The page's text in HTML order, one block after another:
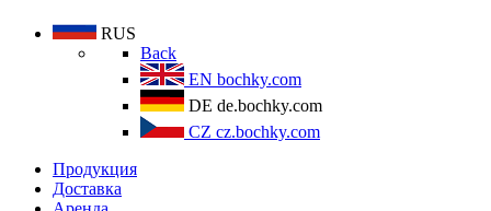
RUS
Back
EN bochky.com
DE de.bochky.com
CZ cz.bochky.com
Продукция
Доставка